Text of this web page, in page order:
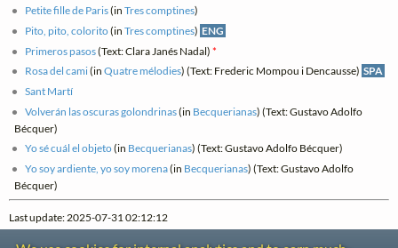
Petite fille de Paris(inTres comptines)
Pito, pito, colorito(inTres comptines) ENG
Primeros pasos(Text: Clara Janés Nadal)*
Rosa del cami(inQuatre mélodies) (Text: Frederic Mompou i Dencausse) SPA
Sant Martí
Volverán las oscuras golondrinas(in Becquerianas) (Text: Gustavo Adolfo
Bécquer)
Yo sé cuál el objeto(in Becquerianas) (Text: Gustavo Adolfo Bécquer)
Yo soy ardiente, yo soy morena(in Becquerianas) (Text: Gustavo Adolfo
Bécquer)
Last update: 2025-07-31 02:12:12